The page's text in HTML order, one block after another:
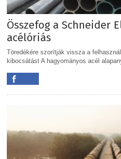
Összefog a Schneider
acélóriás
Töredékére szorítják vissza a
kibocsátást A hagyományos acél